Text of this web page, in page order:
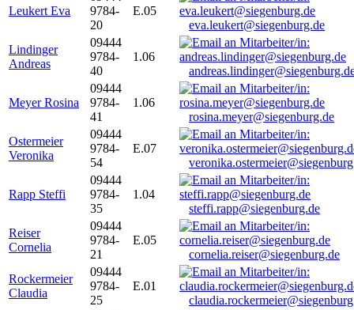
Leukert Eva
9784-
20
E.05
eva.leukert@siegenburg.de
Lindinger
Andreas
09444
9784-
40
1.06
Meyer Rosina
09444
9784-
41
1.06
rosina.meyer@siegenburg.de
Ostermeier
Veronika
09444
9784-
54
E.07
Rapp Steffi
09444
9784-
35
1.04
steffi.rapp@siegenburg.de
Reiser
Cornelia
09444
9784-
21
E.05
cornelia.reiser@siegenburg.de
Rockermeier
Claudia
09444
9784-
25
E.01